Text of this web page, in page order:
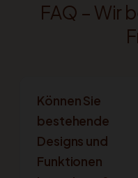
FAQ – Wir
Können Sie
bestehende
Designs und
Funktionen